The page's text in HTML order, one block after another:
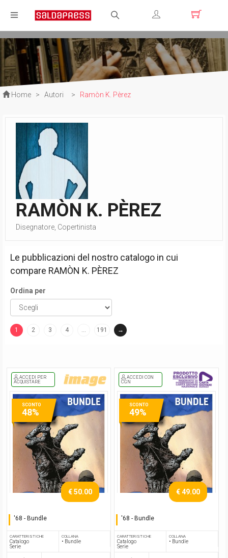
Registrati
Login
Home > Autori > Ramòn K. Pèrez
RAMÒN K. PÈREZ
Disegnatore, Copertinista
Le pubblicazioni del nostro catalogo in cui
compare RAMÒN K. PÈREZ
Ordina per
1
2 3 4 … 191 →
ACCEDI PER
ACQUISTARE
'68 - Bundle
€ 50.00
CARATTERISTICHE
Catalogo
Serie
COLLANA
• Bundle
SCONTO
48%
ACCEDI CON
CGN
'68 - Bundle
€ 49.00
CARATTERISTICHE
Catalogo
Serie
COLLANA
• Bundle
SCONTO
49%